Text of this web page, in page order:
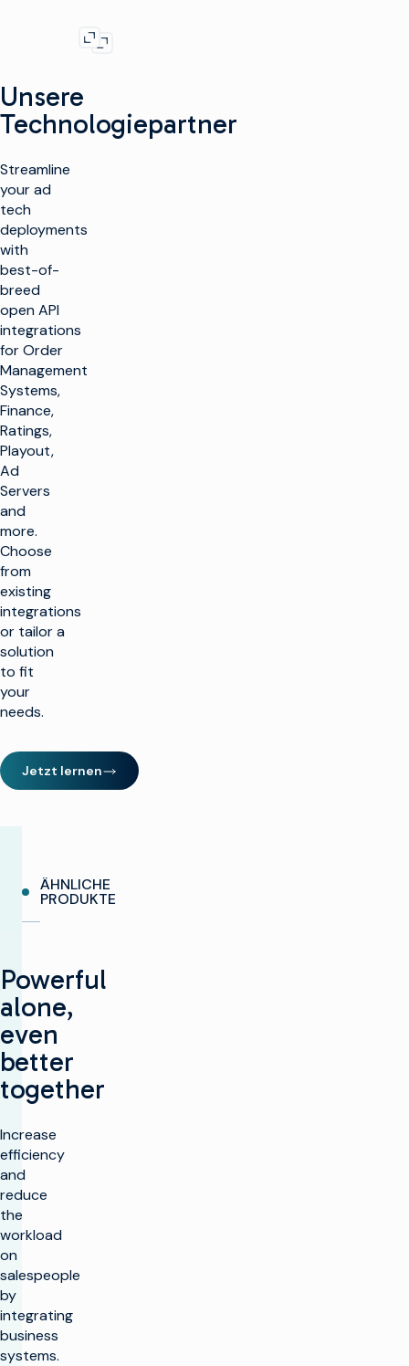
Bild expandieren
Unsere
Technologiepartner
Streamline
your ad
tech
deployments
with
best-of-
breed
open API
integrations
for Order
Management
Systems,
Finance,
Ratings,
Playout,
Ad
Servers
and
more.
Choose
from
existing
integrations
or tailor a
solution
to fit
your
needs.
Jetzt lernen
ÄHNLICHE
PRODUKTE
Powerful
alone,
even
better
together
Increase
efficiency
and
reduce
the
workload
on
salespeople
by
integrating
business
systems.